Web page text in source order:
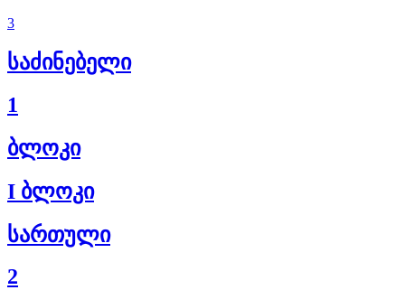
3
საძინებელი
1
ბლოკი
I ბლოკი
სართული
2